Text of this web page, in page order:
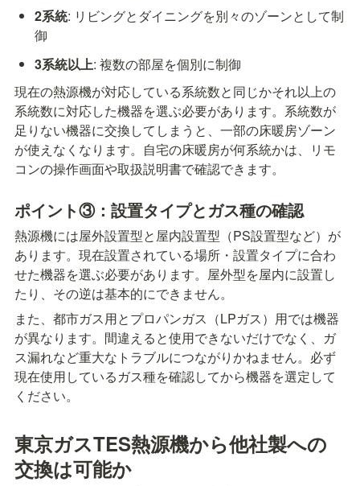
2系統: リビングとダイニングを別々のゾーンとして制
御
3系統以上: 複数の部屋を個別に制御
現在の熱源機が対応している系統数と同じかそれ以上の
系統数に対応した機器を選ぶ必要があります。系統数が
足りない機器に交換してしまうと、一部の床暖房ゾーン
が使えなくなります。自宅の床暖房が何系統かは、リモ
コンの操作画面や取扱説明書で確認できます。
ポイント③：設置タイプとガス種の確認
熱源機には屋外設置型と屋内設置型（PS設置型など）が
あります。現在設置されている場所・設置タイプに合わ
せた機器を選ぶ必要があります。屋外型を屋内に設置し
たり、その逆は基本的にできません。
また、都市ガス用とプロパンガス（LPガス）用では機器
が異なります。間違えると使用できないだけでなく、ガ
ス漏れなど重大なトラブルにつながりかねません。必ず
現在使用しているガス種を確認してから機器を選定して
ください。
東京ガスTES熱源機から他社製への
交換は可能か